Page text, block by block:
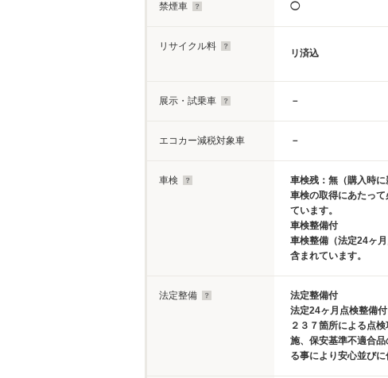
禁煙車 ◯
リサイクル料
リ済込
展示・試乗車 －
エコカー減税対象車 －
車検
車検残：無（購入時に
車検の取得にあたっ
ています。
車検整備付
車検整備（法定24ヶ
含まれています。
法定整備
法定整備付
法定24ヶ月点検整備
２３７箇所による点
施、保安基準不適合
る事により安心並びに